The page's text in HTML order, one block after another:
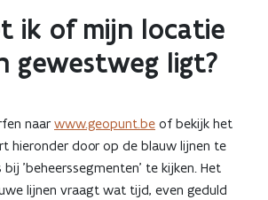
ik of mijn locatie
gewestweg ligt?
naar www.geopunt.be of bekijk het
hieronder door op de blauw lijnen te
bij 'beheerssegmenten' te kijken. Het
lijnen vraagt wat tijd, even geduld